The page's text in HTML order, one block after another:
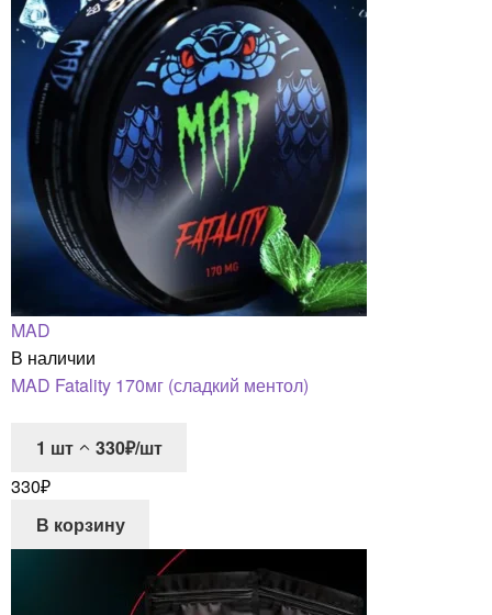
MAD
В наличии
MAD Fatality 170мг (сладкий ментол)
1 шт
330₽/шт
330₽
В корзину